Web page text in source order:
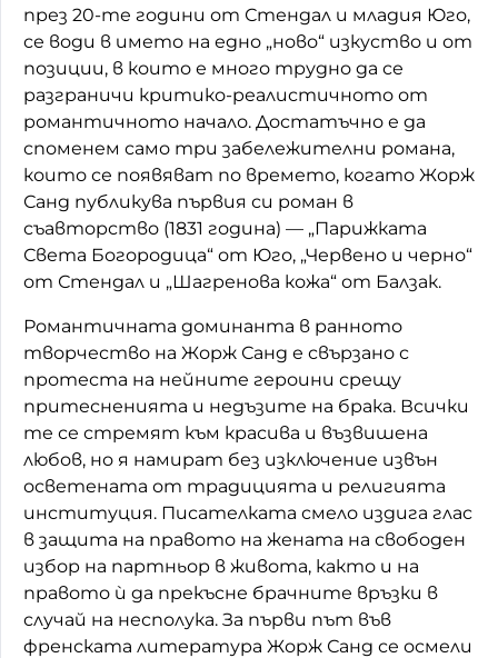
през 20-те години от Стендал и младия Юго,
се води в името на едно „ново“ изкуство и от
позиции, в които е много трудно да се
разграничи критико-реалистичното от
романтичното начало. Достатъчно е да
споменем само три забележителни романа,
които се появяват по времето, когато Жорж
Санд публикува първия си роман в
съавторство (1831 година) — „Парижката
Света Богородица“ от Юго, „Червено и черно“
от Стендал и „Шагренова кожа“ от Балзак.
Романтичната доминанта в ранното
творчество на Жорж Санд е свързано с
протеста на нейните героини срещу
притесненията и недъзите на брака. Всички
те се стремят към красива и възвишена
любов, но я намират без изключение извън
осветената от традицията и религията
институция. Писателката смело издига глас
в защита на правото на жената на свободен
избор на партньор в живота, както и на
правото ѝ да прекъсне брачните връзки в
случай на несполука. За първи път във
френската литература Жорж Санд се осмели